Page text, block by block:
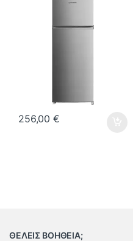
256,00€
ΘΕΛΕΙΣ ΒΟΗΘΕΙΑ;